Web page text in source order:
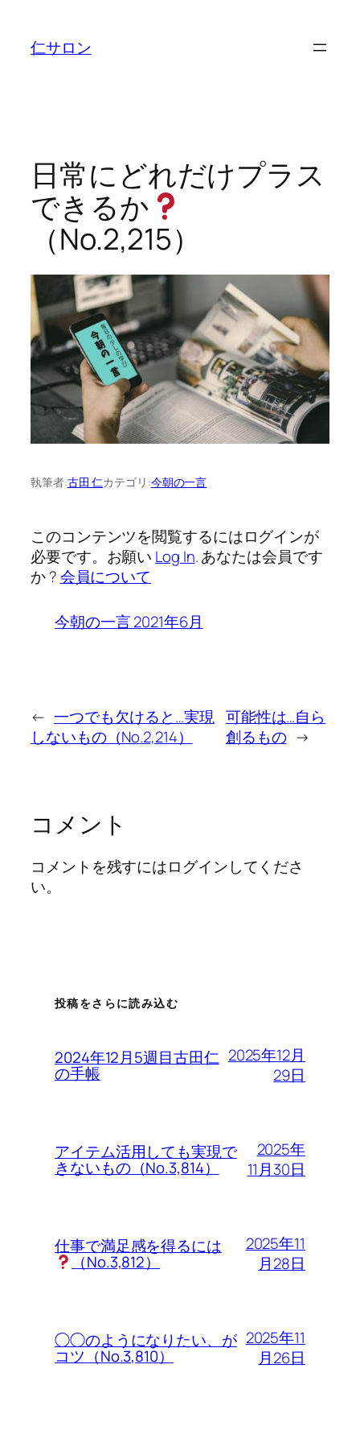
仁サロン
日常にどれだけプラス
できるか
（No.2,215）
執筆者:古田 仁カテゴリ:今朝の一言
このコンテンツを閲覧するにはログインが
必要です。お願い Log In. あなたは会員です
か ?会員について
今朝の一言 2021年6月
← 一つでも欠けると…実現
しないもの（No.2,214）
可能性は…自ら
創るもの →
コメント
コメントを残すにはログインしてくださ
い。
投稿をさらに読み込む
2024年12月5週目古田仁
の手帳
2025年12月
29日
アイテム活用しても実現で
きないもの（No.3,814）
2025年
11月30日
仕事で満足感を得るには
（No.3,812）
2025年11
月28日
◯◯のようになりたい、が
コツ（No.3,810）
2025年11
月26日